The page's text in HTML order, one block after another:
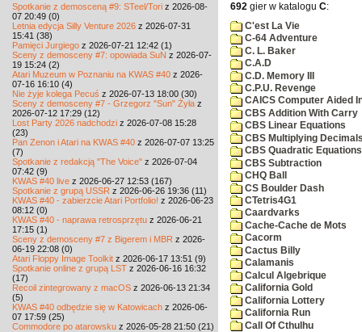
Spotkanie z demosceną #9: STeel/Tori z 2026-08-
07 20:49 (0)
Letnia edycja Silly Venture 2026 z 2026-07-31
15:41 (38)
Pamięci Jurgiego z 2026-07-21 12:42 (1)
Sceny z demosceny #7: opowiada SuN z 2026-07-
19 15:24 (2)
Atari Muzeum w Poznaniu na KWAS #40 z 2026-
07-16 16:10 (4)
Nie żyje kolega Pecuś z 2026-07-13 18:00 (30)
Sceny z demosceny #7 - Grzegorz "Sun" Żyła z
2026-07-12 17:29 (12)
Lost Party 2026 nadchodzi z 2026-07-08 15:28
(23)
Pan Zenon i Atari na KWAS #40 z 2026-07-07 13:25
(7)
Spotkanie z redakcją "The Voice" z 2026-07-04
07:42 (9)
KWAS #40 live z 2026-06-27 12:53 (167)
Spotkanie z grupą USSR z 2026-06-26 19:36 (11)
KWAS #40 - zabierzcie Atari Portfolio! z 2026-06-23
08:12 (0)
KWAS #40 - naprawa retrosprzętu z 2026-06-21
17:15 (1)
Sceny z demosceny #7 z Bigerem i MBR z 2026-
06-19 22:08 (0)
Atari Floppy Image Toolkit z 2026-06-17 13:51 (9)
Spotkanie online z grupą LST z 2026-06-16 16:32
(17)
Recoil zintegrowany z macOS z 2026-06-13 21:34
(5)
KWAS #40 odbędzie się w Katowicach z 2026-06-
07 17:59 (25)
Commodore po atarowsku z 2026-05-28 21:50 (21)
692 gier w katalogu C:
C'est La Vie
C-64 Adventure
C. L. Baker
C.A.D
C.D. Memory III
C.P.U. Revenge
CAICS Computer Aided
CBS Addition With Carry
CBS Linear Equations
CBS Multiplying
CBS Quadratic Equations
CBS Subtraction
CHQ Ball
CS Boulder Dash
CTetris4G1
Caardvarks
Cache-Cache de Mots
Cacorm
Cactus Billy
Calamanis
Calcul Algebrique
California Gold
California Lottery
California Run
Call Of Cthulhu